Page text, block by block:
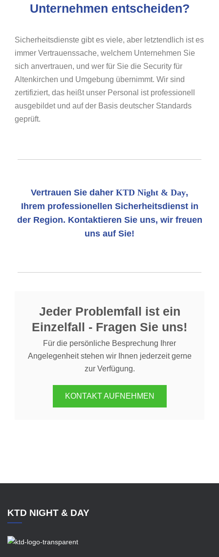
Unternehmen entscheiden?
Sicherheitsdienste gibt es viele, aber letztendlich ist es
immer Vertrauenssache, welchem Unternehmen Sie
sich anvertrauen, und wer für Sie die Security für
Altenkirchen und Umgebung übernimmt. Wir sind
zertifiziert, das heißt unser Personal ist professionell
ausgebildet und auf der Basis deutscher Standards
geprüft.
Vertrauen Sie daher KTD Night & Day,
Ihrem professionellen Sicherheitsdienst in
der Region. Kontaktieren Sie uns, wir freuen
uns auf Sie!
Jeder Problemfall ist ein
Einzelfall - Fragen Sie uns!
Für die persönliche Besprechung Ihrer
Angelegenheit stehen wir Ihnen jederzeit gerne
zur Verfügung.
KONTAKT AUFNEHMEN
KTD NIGHT & DAY